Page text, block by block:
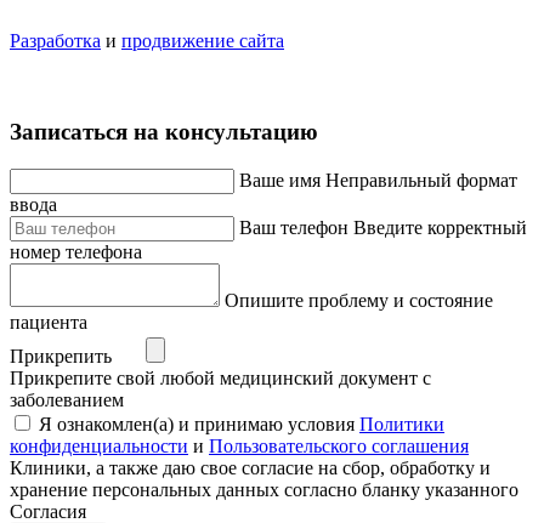
Разработка и продвижение сайта
Записаться на консультацию
Ваше имя Неправильный формат
ввода
Ваш телефон Введите корректный
номер телефона
Опишите проблему и состояние
пациента
Прикрепить
Прикрепите свой любой медицинский документ с
заболеванием
Я ознакомлен(а) и принимаю условия Политики
конфиденциальности и Пользовательского соглашения
Клиники, а также даю свое согласие на сбор, обработку и
хранение персональных данных согласно бланку указанного
Согласия